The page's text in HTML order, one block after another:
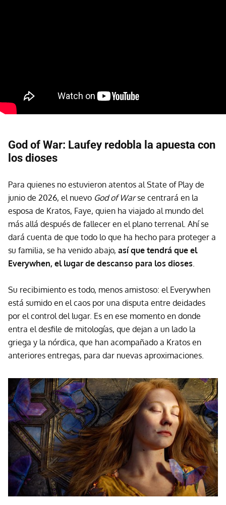
God of War: Laufey redobla la apuesta con
los dioses
Para quienes no estuvieron atentos al State of Play de
junio de 2026, el nuevo God of Warse centrará en la
esposa de Kratos, Faye, quien ha viajado al mundo del
más allá después de fallecer en el plano terrenal. Ahí se
dará cuenta de que todo lo que ha hecho para proteger a
su familia, se ha venido abajo, así que tendrá que el
Everywhen, el lugar de descanso para los dioses.
Su recibimiento es todo, menos amistoso: el Everywhen
está sumido en el caos por una disputa entre deidades
por el control del lugar. Es en ese momento en donde
entra el desfile de mitologías, que dejan a un lado la
griega y la nórdica, que han acompañado a Kratos en
anteriores entregas, para dar nuevas aproximaciones.